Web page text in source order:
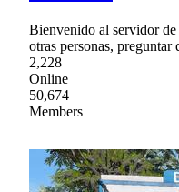
Bienvenido al servidor de
otras personas,
2,228
Online
50,674
Members